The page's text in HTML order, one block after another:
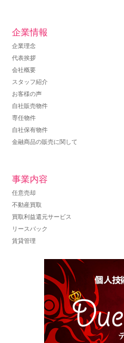
企業情報
企業理念
代表挨拶
会社概要
スタッフ紹介
お客様の声
自社販売物件
専任物件
自社保有物件
金融商品の販売に関して
事業内容
任意売却
不動産買取
買取利益還元サービス
リースバック
賃貸管理